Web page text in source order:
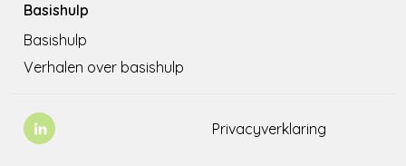
Basishulp
Basishulp
Verhalen over basishulp
Privacyverklaring